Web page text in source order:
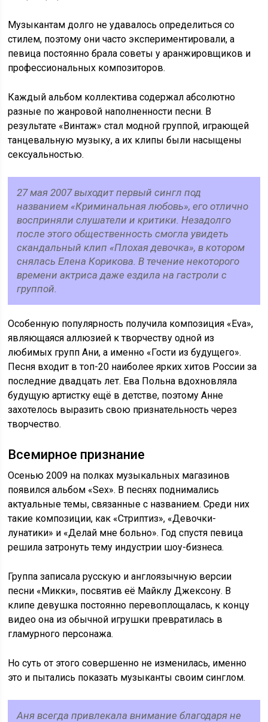
Музыкантам долго не удавалось определиться со
стилем, поэтому они часто экспериментировали, а
певица постоянно брала советы у аранжировщиков и
профессиональных композиторов.
Каждый альбом коллектива содержал абсолютно
разные по жанровой наполненности песни. В
результате «Винтаж» стал модной группой, играющей
танцевальную музыку, а их клипы были насыщены
сексуальностью.
27 мая 2007 выходит первый сингл под
названием «Криминальная любовь», его отлично
восприняли слушатели и критики. Незадолго
после этого общественность смогла увидеть
скандальный клип «Плохая девочка», в котором
снялась Елена Корикова. В течение некоторого
времени актриса даже ездила на гастроли с
группой.
Особенную популярность получила композиция «Eva»,
являющаяся аллюзией к творчеству одной из
любимых групп Ани, а именно «Гости из будущего».
Песня входит в топ-20 наиболее ярких хитов России за
последние двадцать лет. Ева Польна вдохновляла
будущую артистку ещё в детстве, поэтому Анне
захотелось выразить свою признательность через
творчество.
Всемирное признание
Осенью 2009 на полках музыкальных магазинов
появился альбом «Sex». В песнях поднимались
актуальные темы, связанные с названием. Среди них
такие композиции, как «Стриптиз», «Девочки-
лунатики» и «Делай мне больно». Год спустя певица
решила затронуть тему индустрии шоу-бизнеса.
Группа записала русскую и англоязычную версии
песни «Микки», посвятив её Майклу Джексону. В
клипе девушка постоянно перевоплощалась, к концу
видео она из обычной игрушки превратилась в
гламурного персонажа.
Но суть от этого совершенно не изменилась, именно
это и пытались показать музыканты своим синглом.
Аня всегда привлекала внимание благодаря не